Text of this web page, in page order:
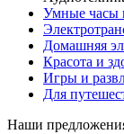
Умные часы
Домашняя
Красота и
Игры и
Для
Наши